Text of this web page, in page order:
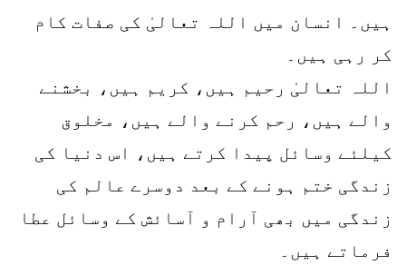
ہیں۔ انسان میں اللہ تعالیٰ کی صفات کام
کر رہی ہیں۔
اللہ تعالیٰ رحیم ہیں، کریم ہیں، بخشنے
والے ہیں، رحم کرنے والے ہیں، مخلوق
کیلئے وسائل پیدا کرتے ہیں، اس دنیا کی
زندگی ختم ہونے کے بعد دوسرے عالم کی
زندگی میں بھی آرام و آسائش کے وسائل عطا
فرماتے ہیں۔